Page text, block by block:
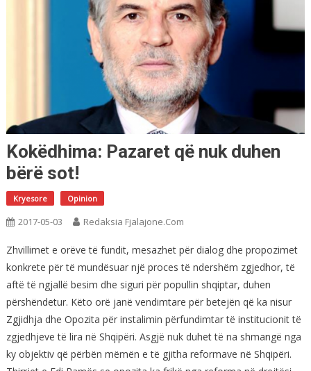
Kokëdhima: Pazaret që nuk duhen
bërë sot!
Kryesore Opinion
2017-05-03 Redaksia Fjalajone.com
Zhvillimet e orëve të fundit, mesazhet për dialog dhe propozimet
konkrete për të mundësuar një proces të ndershëm zgjedhor, të
aftë të ngjallë besim dhe siguri për popullin shqiptar, duhen
përshëndetur. Këto orë janë vendimtare për betejën që ka nisur
Zgjidhja dhe Opozita për instalimin përfundimtar të institucionit të
zgjedhjeve të lira në Shqipëri. Asgjë nuk duhet të na shmangë nga
ky objektiv që përbën mëmën e të gjitha reformave në Shqipëri.